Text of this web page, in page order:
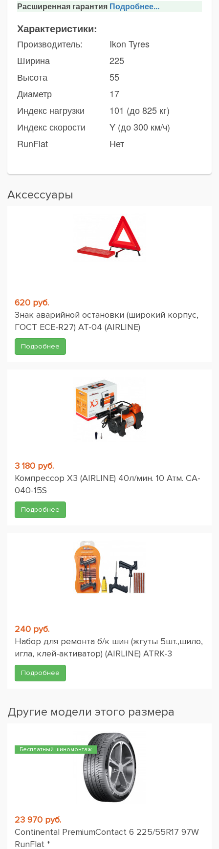
Расширенная гарантия Подробнее...
Характеристики:
Производитель:
Ikon Tyres
Ширина
225
Высота
55
Диаметр
17
Индекс нагрузки
101 (до 825 кг)
Индекс скорости
Y (до 300 км/ч)
RunFlat
Нет
Аксессуары
620 руб.
Знак аварийной остановки (широкий корпус,
ГОСТ ЕСЕ-R27) AT-04 (AIRLINE)
Подробнее
3 180 руб.
Компрессор X3 (AIRLINE) 40л/мин. 10 Атм. CA-
040-15S
Подробнее
240 руб.
Набор для ремонта б/к шин (жгуты 5шт.,шило,
игла, клей-активатор) (AIRLINE) ATRK-3
Подробнее
Другие модели этого размера
Бесплатный шиномонтаж
23 970 руб.
Continental PremiumContact 6 225/55R17 97W
RunFlat *